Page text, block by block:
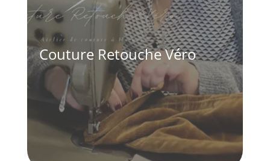
Couture Retouche Véro